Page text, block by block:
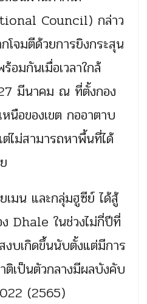
Council) กล่าว
โจมตีด้วยการยิงกระสุน
มกันเมื่อเวลาใกล้
มีนาคม ณ ที่ตั้งกอง
นือของเขต กออาตาบ
ไม่สามารถหาพื้นที่ได้
เมน และกลุ่มฮูซีย์ ได้สู้
Dhale ในช่วงไม่กี่ปีที่
บเกิดขึ้นนับตั้งแต่มีการ
เป็นตัวกลางมีผลบังคับ
(2565)